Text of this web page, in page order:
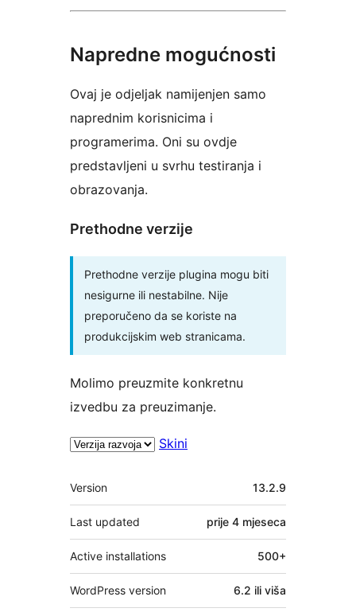
Napredne mogućnosti
Ovaj je odjeljak namijenjen samo
naprednim korisnicima i
programerima. Oni su ovdje
predstavljeni u svrhu testiranja i
obrazovanja.
Prethodne verzije
Prethodne verzije plugina mogu biti
nesigurne ili nestabilne. Nije
preporučeno da se koriste na
produkcijskim web stranicama.
Molimo preuzmite konkretnu
izvedbu za preuzimanje.
Skini
Meta
Version 13.2.9
Last updated prije 4 mjeseca
Active installations 500+
WordPress version 6.2 ili viša